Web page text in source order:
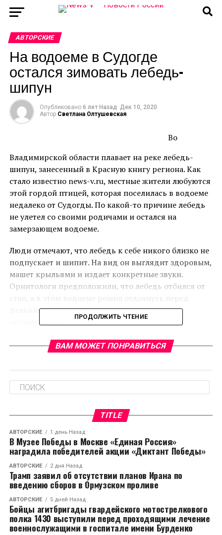
АВТОРСКИЕ
На водоеме в Судогде
остался зимовать лебедь-
шипун
Опубликовано 6 лет Назад Дек 10, 2020
Автор Светлана Олтушевская
Во
Владимирской области плавает на реке лебедь-
шипун, занесенный в Красную книгу региона. Как
стало известно news-v.ru, местные жители любуются
этой гордой птицей, которая поселилась в водоеме
недалеко от Судогды. По какой-то причине лебедь
не улетел со своими родичами и остался на
замерзающем водоеме.
Люди отмечают, что лебедь к себе никого близко не
подпускает и шипит. На вид он выглядит здоровым,
машет крыльями и издает конкретные звуки.
Орнитологи предположили, что лебедь отбился от
дальним полетом. Но может быть, что птица
останется здесь зимовать.
RELATED TOPICS:
Взрослую поликлинику в Струнино начнут строить в
2021 году
После ремонта в Собинке открыли детскую
ПРОДОЛЖИТЬ ЧТЕНИЕ
ВАМ МОЖЕТ ПОНРАВИТЬСЯ
TITLE
АВТОРСКИЕ 1 день Назад
В Музее Победы в Москве «Единая Россия»
наградила победителей акции «Диктант Победы»
АВТОРСКИЕ 2 дня Назад
Трамп заявил об отсутствии планов Ирана по
введению сборов в Ормузском проливе
АВТОРСКИЕ 5 дней Назад
Бойцы агитбригады гвардейского мотострелкового
полка 1430 выступили перед проходящими лечение
военнослужащими в госпитале имени Бурденко